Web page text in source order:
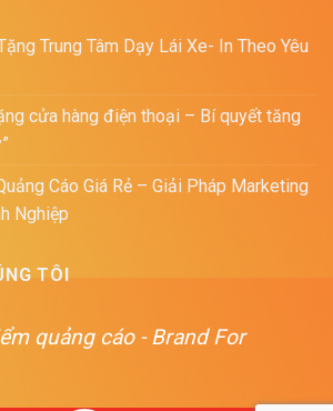
Trung Tâm Dạy Lái Xe- In Theo Yêu
cửa hàng điện thoại – Bí quyết tăng
Cáo Giá Rẻ – Giải Pháp Marketing
Nghiệp
TÔI
quảng cáo - Brand For